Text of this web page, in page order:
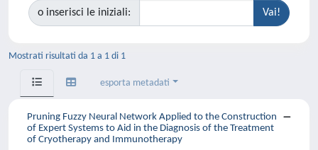
o inserisci le iniziali:
Mostrati risultati da 1 a 1 di 1
esporta metadati
Pruning Fuzzy Neural Network Applied to the Construction
of Expert Systems to Aid in the Diagnosis of the Treatment
of Cryotherapy and Immunotherapy